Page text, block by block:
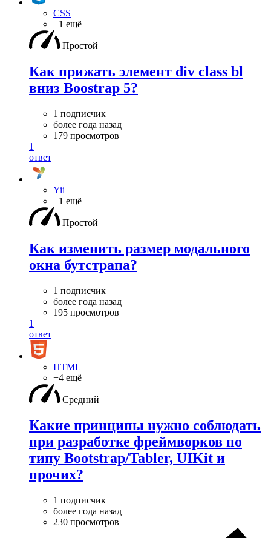
CSS
+1 ещё
Простой
Как прижать элемент div class bl
вниз Boostrap 5?
1 подписчик
более года назад
179 просмотров
1
ответ
Yii
+1 ещё
Простой
Как изменить размер модального
окна бутстрапа?
1 подписчик
более года назад
195 просмотров
1
ответ
HTML
+4 ещё
Средний
Какие принципы нужно соблюдать
при разработке фреймворков по
типу Bootstrap/Tabler, UIKit и
прочих?
1 подписчик
более года назад
230 просмотров